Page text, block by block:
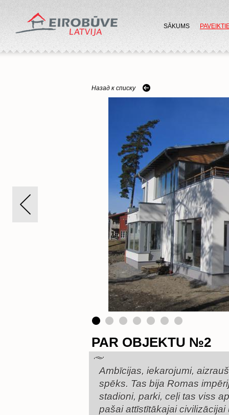
SĀKUMS
Назад к списку
PAR OBJEKTU №2
Ambīcijas, iekarojumi,
spēks. Tas bija Romas
stadioni, parki, ceļi tas viss
pašai attīstītākajai